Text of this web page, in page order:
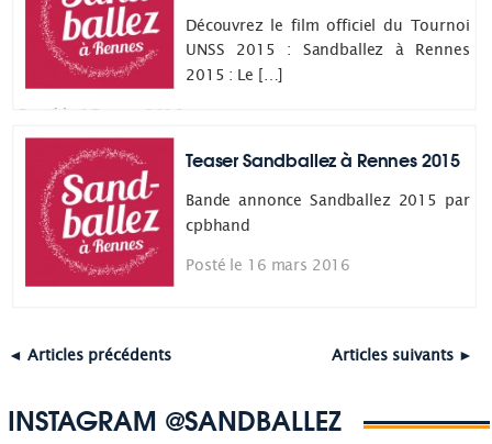
Découvrez le film officiel du Tournoi
UNSS 2015 : Sandballez à Rennes
2015 : Le […]
Posté le 17 mars 2016
Teaser Sandballez à Rennes 2015
Bande annonce Sandballez 2015 par
cpbhand
Posté le 16 mars 2016
◄ Articles précédents Articles suivants ►
INSTAGRAM @SANDBALLEZ